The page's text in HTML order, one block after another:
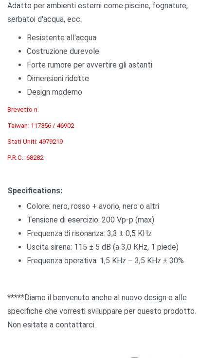
Adatto per ambienti esterni come piscine, fognature,
serbatoi d'acqua, ecc.
Resistente all'acqua.
Costruzione durevole
Forte rumore per avvertire gli astanti
Dimensioni ridotte
Design moderno
Brevetto n.
Taiwan: 117356 / 46902
Stati Uniti: 4979219
P.R.C.: 68282
Specifications:
Colore: nero, rosso + avorio, nero o altri
Tensione di esercizio: 200 Vp-p (max)
Frequenza di risonanza: 3,3 ± 0,5 KHz
Uscita sirena: 115 ± 5 dB (a 3,0 KHz, 1 piede)
Frequenza operativa: 1,5 KHz – 3,5 KHz ± 30%
*****Diamo il benvenuto anche al nuovo design e alle
specifiche che vorresti sviluppare per questo prodotto.
Non esitate a contattarci.